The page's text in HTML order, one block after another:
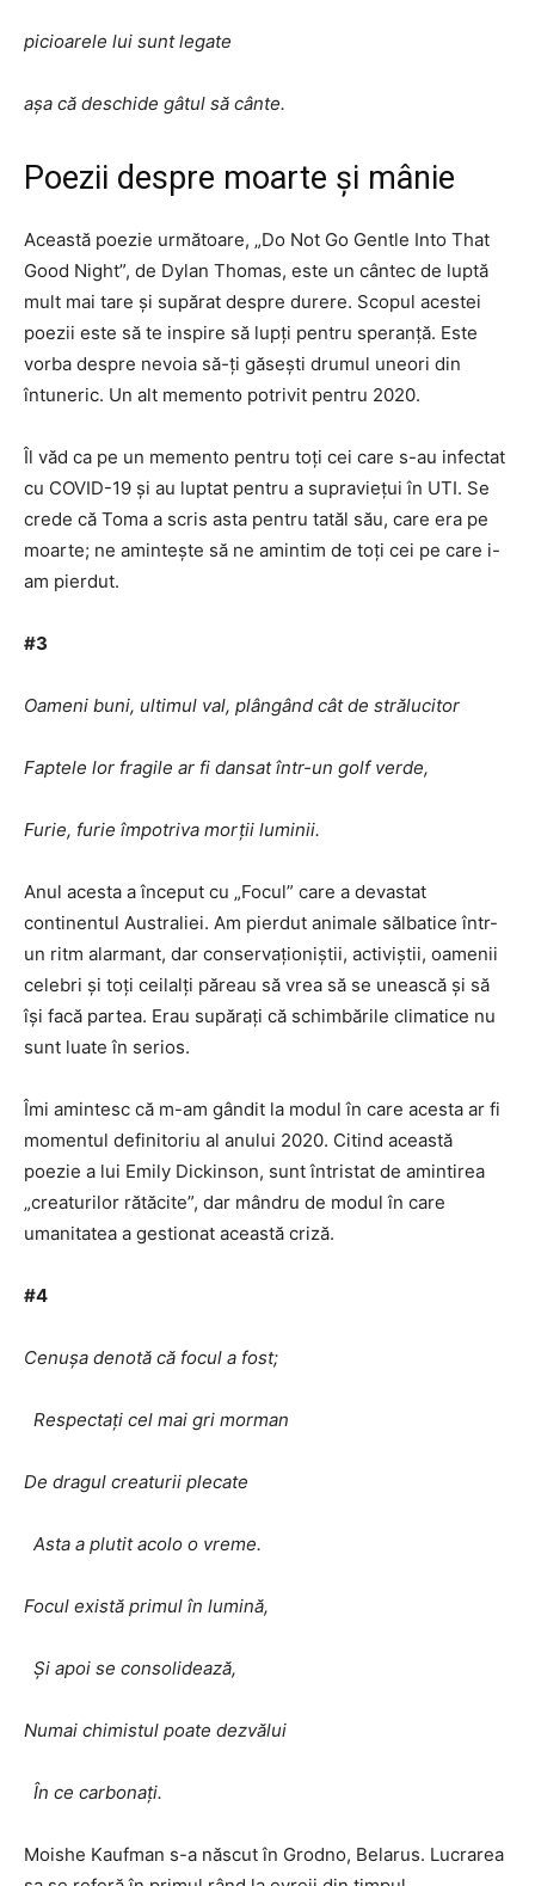
picioarele lui sunt legate
așa că deschide gâtul să cânte.
Poezii despre moarte și mânie
Această poezie următoare, „Do Not Go Gentle Into That
Good Night”, de Dylan Thomas, este un cântec de luptă
mult mai tare și supărat despre durere. Scopul acestei
poezii este să te inspire să lupți pentru speranță. Este
vorba despre nevoia să-ți găsești drumul uneori din
întuneric. Un alt memento potrivit pentru 2020.
Îl văd ca pe un memento pentru toți cei care s-au infectat
cu COVID-19 și au luptat pentru a supraviețui în UTI. Se
crede că Toma a scris asta pentru tatăl său, care era pe
moarte; ne amintește să ne amintim de toți cei pe care i-
am pierdut.
#3
Oameni buni, ultimul val, plângând cât de strălucitor
Faptele lor fragile ar fi dansat într-un golf verde,
Furie, furie împotriva morții luminii.
Anul acesta a început cu „Focul” care a devastat
continentul Australiei. Am pierdut animale sălbatice într-
un ritm alarmant, dar conservaționiștii, activiștii, oamenii
celebri și toți ceilalți păreau să vrea să se unească și să
își facă partea. Erau supărați că schimbările climatice nu
sunt luate în serios.
Îmi amintesc că m-am gândit la modul în care acesta ar fi
momentul definitoriu al anului 2020. Citind această
poezie a lui Emily Dickinson, sunt întristat de amintirea
„creaturilor rătăcite”, dar mândru de modul în care
umanitatea a gestionat această criză.
#4
Cenușa denotă că focul a fost;
Respectați cel mai gri morman
De dragul creaturii plecate
Asta a plutit acolo o vreme.
Focul există primul în lumină,
Și apoi se consolidează,
Numai chimistul poate dezvălui
În ce carbonați.
Moishe Kaufman s-a născut în Grodno, Belarus. Lucrarea